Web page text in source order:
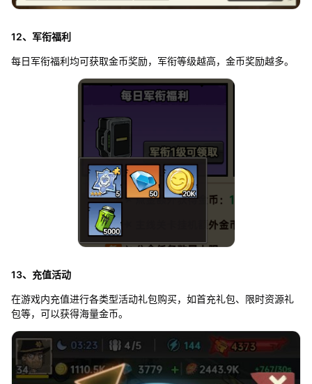
12、军衔福利
每日军衔福利均可获取金币奖励，军衔等级越高，金币奖励越多。
13、充值活动
在游戏内充值进行各类型活动礼包购买，如首充礼包、限时资源礼
包等，可以获得海量金币。